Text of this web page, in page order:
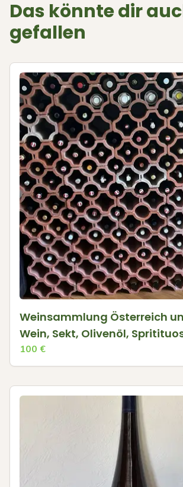
Das könnte dir
gefallen
Weinsammlung Österreich
Wein, Sekt, Olivenöl,
100 €